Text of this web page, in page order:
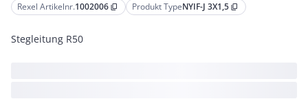
Rexel Artikelnr.1002006 content_copy Produkt TypeNYIF-J 3X1,5 content_copy
Stegleitung R50